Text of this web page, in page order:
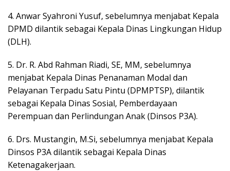
4. Anwar Syahroni Yusuf, sebelumnya menjabat Kepala
DPMD dilantik sebagai Kepala Dinas Lingkungan Hidup
(DLH).
5. Dr. R. Abd Rahman Riadi, SE, MM, sebelumnya
menjabat Kepala Dinas Penanaman Modal dan
Pelayanan Terpadu Satu Pintu (DPMPTSP), dilantik
sebagai Kepala Dinas Sosial, Pemberdayaan
Perempuan dan Perlindungan Anak (Dinsos P3A).
6. Drs. Mustangin, M.Si, sebelumnya menjabat Kepala
Dinsos P3A dilantik sebagai Kepala Dinas
Ketenagakerjaan.